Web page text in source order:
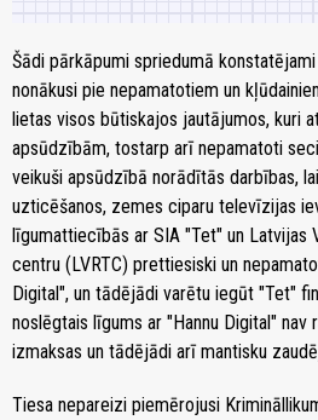
Šādi pārkāpumi spriedumā
nonākusi pie nepamatotiem un
lietas visos būtiskajos jautājumos, kuri
apsūdzībām, tostarp arī nepamatoti
veikuši apsūdzībā norādītās darbības,
uzticēšanos, zemes ciparu televīzijas
līgumattiecībās ar SIA "Tet" un Latvijas
centru (LVRTC) prettiesiski un
Digital", un tādējādi varētu iegūt "Tet"
noslēgtais līgums ar "Hannu Digital" nav
izmaksas un tādējādi arī mantisku
Tiesa nepareizi piemērojusi